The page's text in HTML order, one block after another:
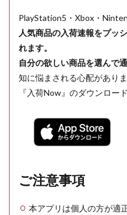
PlayStation5・Xbox・
人気商品の入荷速報をプッ
れます。
自分の欲しい商品を選んで
知に悩まされる心配がありま
『入荷Now』のダウンロー
ご注意事項
本アプリは個人の方が適